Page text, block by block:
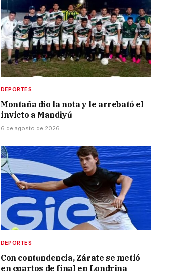
DEPORTES
Montaña dio la nota y le arrebató el
invicto a Mandiyú
6 de agosto de 2026
DEPORTES
Con contundencia, Zárate se metió
en cuartos de final en Londrina